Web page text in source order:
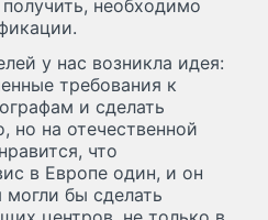
необходимо
у нас возникла идея:
требования к
и сделать
но на отечественной
что
в Европе один, и он
бы сделать